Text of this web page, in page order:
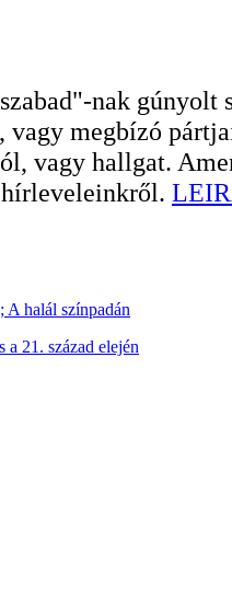
nak
vagy megbízó
vagy hallgat.
hírleveleinkről.